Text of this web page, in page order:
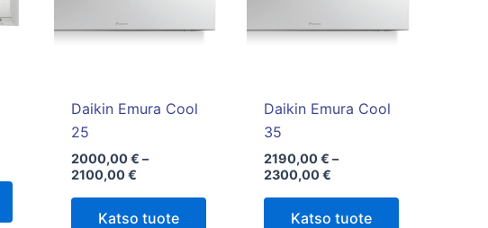
Daikin Emura Cool
25
2000,00€ –
2100,00€
Katso tuote
Daikin Emura Cool
35
2190,00€ –
2300,00€
Katso tuote